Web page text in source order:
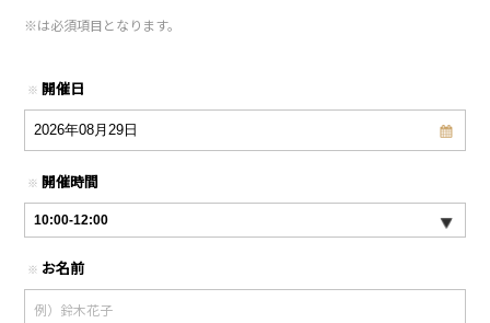
※は必須項目となります。
※ 開催日
※ 開催時間
※ お名前